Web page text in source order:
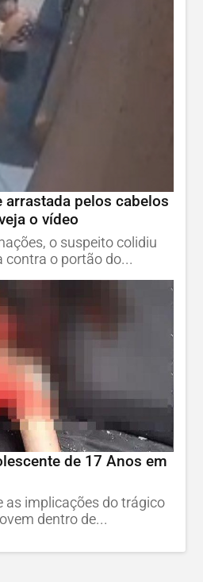
arrastada pelos cabelos
o vídeo
o suspeito colidiu
o portão do...
de 17 Anos em
as implicações do trágico
dentro de...